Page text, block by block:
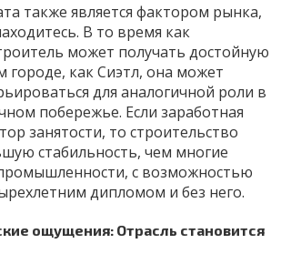
также является фактором рынка,
В то время как
может получать достойную
городе, как Сиэтл, она может
для аналогичной роли в
побережье. Если заработная
занятости, то строительство
стабильность, чем многие
с возможностью
дипломом и без него.
ощущения: Отрасль становится